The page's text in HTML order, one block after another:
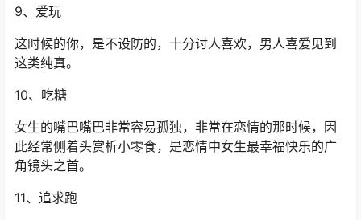
9、爱玩
这时候的你，是不设防的，十分讨人喜欢，男人喜爱见到
这类纯真。
10、吃糖
女生的嘴巴嘴巴非常容易孤独，非常在恋情的那时候，因
此经常侧着头赏析小零食，是恋情中女生最幸福快乐的广
角镜头之首。
11、追求跑